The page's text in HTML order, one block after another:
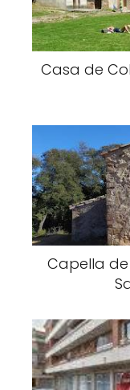
Casa de
Capella de